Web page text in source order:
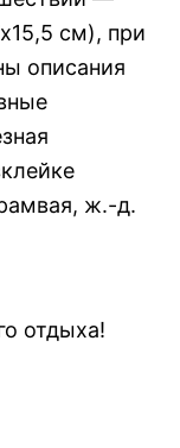
см), при
описания
ж.-д.
отдыха!